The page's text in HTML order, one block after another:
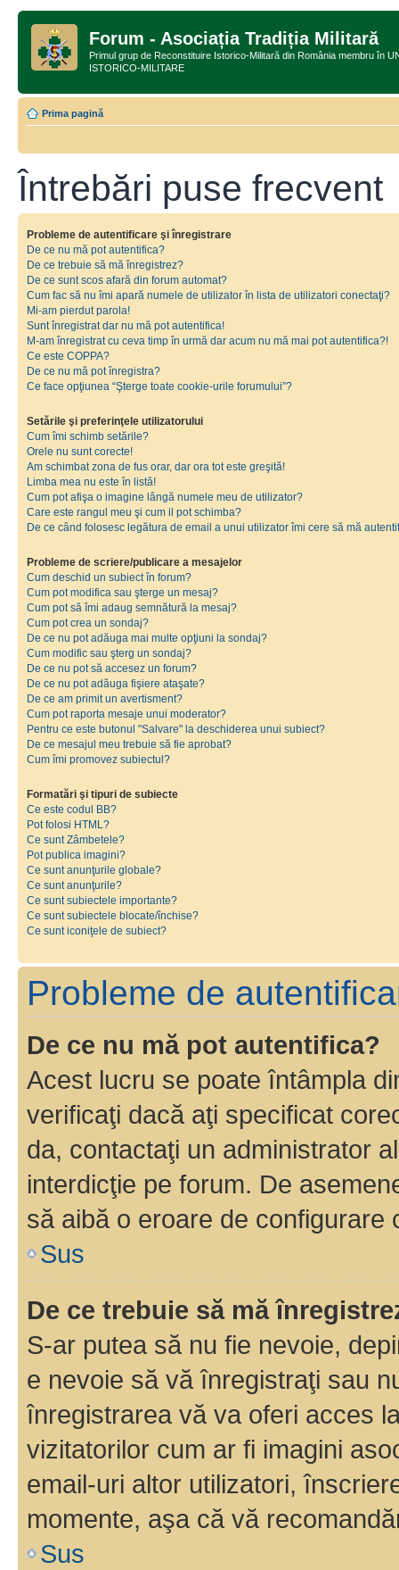
Forum - Asociația Tradiția Militară
Primul grup de Reconstituire Istorico-Militară din România membru în
ISTORICO-MILITARE
Prima pagină
Întrebări puse frecvent
Probleme de autentificare şi înregistrare
De ce nu mă pot autentifica?
De ce trebuie să mă înregistrez?
De ce sunt scos afară din forum automat?
Cum fac să nu îmi apară numele de utilizator în lista de utilizatori conectaţi?
Mi-am pierdut parola!
Sunt înregistrat dar nu mă pot autentifica!
M-am înregistrat cu ceva timp în urmă dar acum nu mă mai pot autentifica?!
Ce este COPPA?
De ce nu mă pot înregistra?
Ce face opţiunea “Şterge toate cookie-urile forumului”?
Setările şi preferinţele utilizatorului
Cum îmi schimb setările?
Orele nu sunt corecte!
Am schimbat zona de fus orar, dar ora tot este greşită!
Limba mea nu este în listă!
Cum pot afişa o imagine lângă numele meu de utilizator?
Care este rangul meu şi cum il pot schimba?
De ce când folosesc legătura de email a unui utilizator îmi cere să mă
Probleme de scriere/publicare a mesajelor
Cum deschid un subiect în forum?
Cum pot modifica sau şterge un mesaj?
Cum pot să îmi adaug semnătură la mesaj?
Cum pot crea un sondaj?
De ce nu pot adăuga mai multe opţiuni la sondaj?
Cum modific sau şterg un sondaj?
De ce nu pot să accesez un forum?
De ce nu pot adăuga fişiere ataşate?
De ce am primit un avertisment?
Cum pot raporta mesaje unui moderator?
Pentru ce este butonul "Salvare" la deschiderea unui subiect?
De ce mesajul meu trebuie să fie aprobat?
Cum îmi promovez subiectul?
Formatări şi tipuri de subiecte
Ce este codul BB?
Pot folosi HTML?
Ce sunt Zâmbetele?
Pot publica imagini?
Ce sunt anunţurile globale?
Ce sunt anunţurile?
Ce sunt subiectele importante?
Ce sunt subiectele blocate/închise?
Ce sunt iconiţele de subiect?
Probleme de
De ce nu mă pot autentifica?
Acest lucru se poate întâmpla
verificaţi dacă aţi specificat
da, contactaţi un administrator
interdicţie pe forum. De
să aibă o eroare de configurare
Sus
De ce trebuie să mă
S-ar putea să nu fie nevoie,
e nevoie să vă înregistraţi sau
înregistrarea vă va oferi acces
vizitatorilor cum ar fi imagini
email-uri altor utilizatori,
momente, aşa că vă
Sus